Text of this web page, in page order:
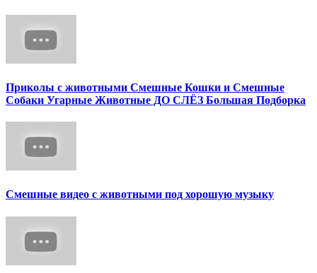
Приколы с животными Смешные Кошки и Смешные
Собаки Угарные Животные ДО СЛЁЗ Большая Подборка
Смешные видео с животными под хорошую музыку